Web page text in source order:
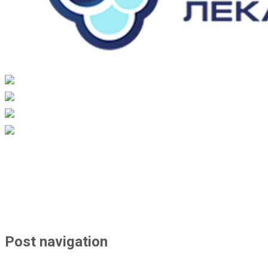
Post navigation